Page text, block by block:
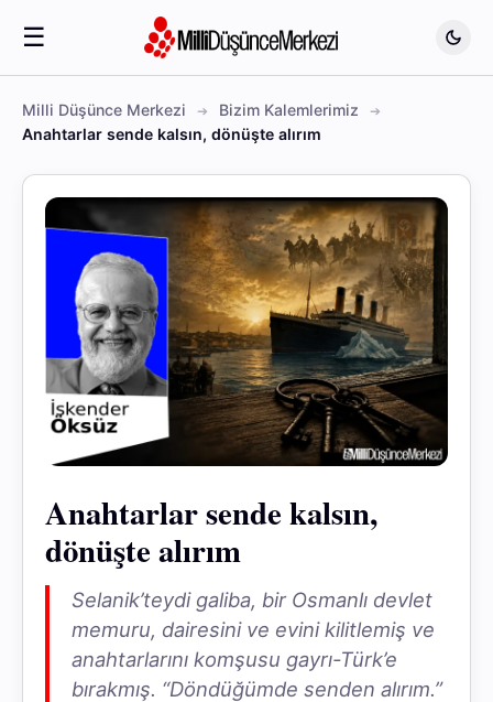
☰
Milli Düşünce Merkezi
Bizim Kalemlerimiz
Anahtarlar sende kalsın, dönüşte alırım
Anahtarlar sende kalsın,
dönüşte alırım
Selanik’teydi galiba, bir Osmanlı devlet
memuru, dairesini ve evini kilitlemiş ve
anahtarlarını komşusu gayrı-Türk’e
bırakmış. “Döndüğümde senden alırım.”